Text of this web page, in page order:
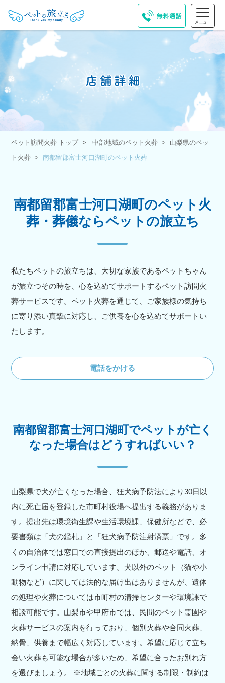
ペット訪問火葬 トップ 中部地域のペット火葬
山梨県のペッ
ト火葬
南都留郡富士河口湖町のペット火葬
南都留郡富士河口湖町のペット火
葬・葬儀ならペットの旅立ち
私たちペットの旅立ちは、大切な家族であるペットちゃん
が旅立つその時を、心を込めてサポートするペット訪問火
葬サービスです。ペット火葬を通じて、ご家族様の気持ち
に寄り添い真摯に対応し、ご供養を心を込めてサポートい
たします。
電話をかける
南都留郡富士河口湖町でペットが亡く
なった場合はどうすればいい？
山梨県で犬が亡くなった場合、狂犬病予防法により30日以
内に死亡届を登録した市町村役場へ提出する義務がありま
す。提出先は環境衛生課や生活環境課、保健所などで、必
要書類は「犬の鑑札」と「狂犬病予防注射済票」です。多
くの自治体では窓口での直接提出のほか、郵送や電話、オ
ンライン申請に対応しています。犬以外のペット（猫や小
動物など）に関しては法的な届け出はありませんが、遺体
の処理や火葬については市町村の清掃センターや環境課で
相談可能です。山梨市や甲府市では、民間のペット霊園や
火葬サービスの案内を行っており、個別火葬や合同火葬、
納骨、供養まで幅広く対応しています。希望に応じて立ち
会い火葬も可能な場合が多いため、希望に合ったお別れ方
を選びましょう。 ※地域ごとの火葬に関する制限・制約は